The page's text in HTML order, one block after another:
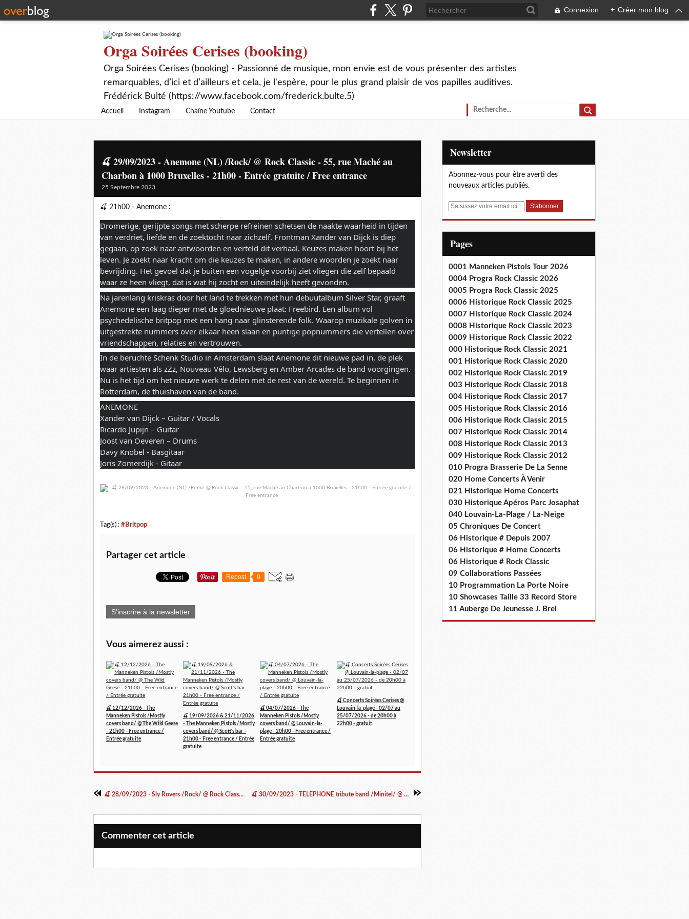
Connexion + Créer mon blog
Orga Soirées Cerises (booking)
Orga Soirées Cerises (booking) - Passionné de musique, mon envie est de vous présenter des artistes
remarquables, d’ici et d’ailleurs et cela, je l'espère, pour le plus grand plaisir de vos papilles auditives.
Frédérick Bulté (https://www.facebook.com/frederick.bulte.5)
Accueil Instagram Chaîne Youtube Contact
🍒 29/09/2023 - Anemone (NL) /Rock/ @ Rock Classic - 55, rue Maché au
Charbon à 1000 Bruxelles - 21h00 - Entrée gratuite / Free entrance
25 Septembre 2023
🍒 21h00 - Anemone :
Dromerige, gerijpte songs met scherpe refreinen schetsen de naakte waarheid in tijden
van verdriet, liefde en de zoektocht naar zichzelf. Frontman Xander van Dijck is diep
gegaan, op zoek naar antwoorden en verteld dit verhaal. Keuzes maken hoort bij het
leven. Je zoekt naar kracht om die keuzes te maken, in andere woorden je zoekt naar
bevrijding. Het gevoel dat je buiten een vogeltje voorbij ziet vliegen die zelf bepaald
waar ze heen vliegt, dat is wat hij zocht en uiteindelijk heeft gevonden.
Na jarenlang kriskras door het land te trekken met hun debuutalbum Silver Star, graaft
Anemone een laag dieper met de gloednieuwe plaat: Freebird. Een album vol
psychedelische britpop met een hang naar glinsterende folk. Waarop muzikale golven in
uitgestrekte nummers over elkaar heen slaan en puntige popnummers die vertellen over
vriendschappen, relaties en vertrouwen.
In de beruchte Schenk Studio in Amsterdam slaat Anemone dit nieuwe pad in, de plek
waar artiesten als zZz, Nouveau Vélo, Lewsberg en Amber Arcades de band voorgingen.
Nu is het tijd om het nieuwe werk te delen met de rest van de wereld. Te beginnen in
Rotterdam, de thuishaven van de band.
ANEMONE
Xander van Dijck – Guitar / Vocals
Ricardo Jupijn – Guitar
Joost van Oeveren – Drums
Davy Knobel - Basgitaar
Joris Zomerdijk - Gitaar
Tag(s) : #Britpop
Partager cet article
Repost 0
S'inscrire à la newsletter
Vous aimerez aussi :
🍒 12/12/2026 - The
Manneken Pistols /Mostly
covers band/ @ The Wild Geese
- 21h00 - Free entrance /
Entrée gratuite
🍒 19/09/2026 & 21/11/2026
- The Manneken Pistols /Mostly
covers band/ @ Scott's bar -
21h00 - Free entrance / Entrée
gratuite
🍒 04/07/2026 - The
Manneken Pistols /Mostly
covers band/ @ Louvain-la-
plage - 20h00 - Free entrance /
Entrée gratuite
🍒 Concerts Soirées Cerises @
Louvain-la-plage - 02/07 au
25/07/2026 - de 20h00 à
22h00 - gratuit
🍒 28/09/2023 - Sly Rovers /Rock/ @ Rock Classic - 55, rue Maché au Charbon à 1000 Bruxelles - 21h00 - Entrée gratuite / Free entrance 🍒 30/09/2023 - TELEPHONE tribute band /Minitel/ @ Rock Classic - 55, rue Maché au Charbon à 1000 Bruxelles - 21h00 - Entrée gratuite / Free entrance
Commenter cet article
Newsletter
Abonnez-vous pour être averti des
nouveaux articles publiés.
E
Pages
0001 Manneken Pistols Tour 2026
0004 Progra Rock Classic 2026
0005 Progra Rock Classic 2025
0006 Historique Rock Classic 2025
0007 Historique Rock Classic 2024
0008 Historique Rock Classic 2023
0009 Historique Rock Classic 2022
000 Historique Rock Classic 2021
001 Historique Rock Classic 2020
002 Historique Rock Classic 2019
003 Historique Rock Classic 2018
004 Historique Rock Classic 2017
005 Historique Rock Classic 2016
006 Historique Rock Classic 2015
007 Historique Rock Classic 2014
008 Historique Rock Classic 2013
009 Historique Rock Classic 2012
010 Progra Brasserie De La Senne
020 Home Concerts À Venir
021 Historique Home Concerts
030 Historique Apéros Parc Josaphat
040 Louvain-La-Plage / La-Neige
05 Chroniques De Concert
06 Historique # Depuis 2007
06 Historique # Home Concerts
06 Historique # Rock Classic
09 Collaborations Passées
10 Programmation La Porte Noire
10 Showcases Taille 33 Record Store
11 Auberge De Jeunesse J. Brel